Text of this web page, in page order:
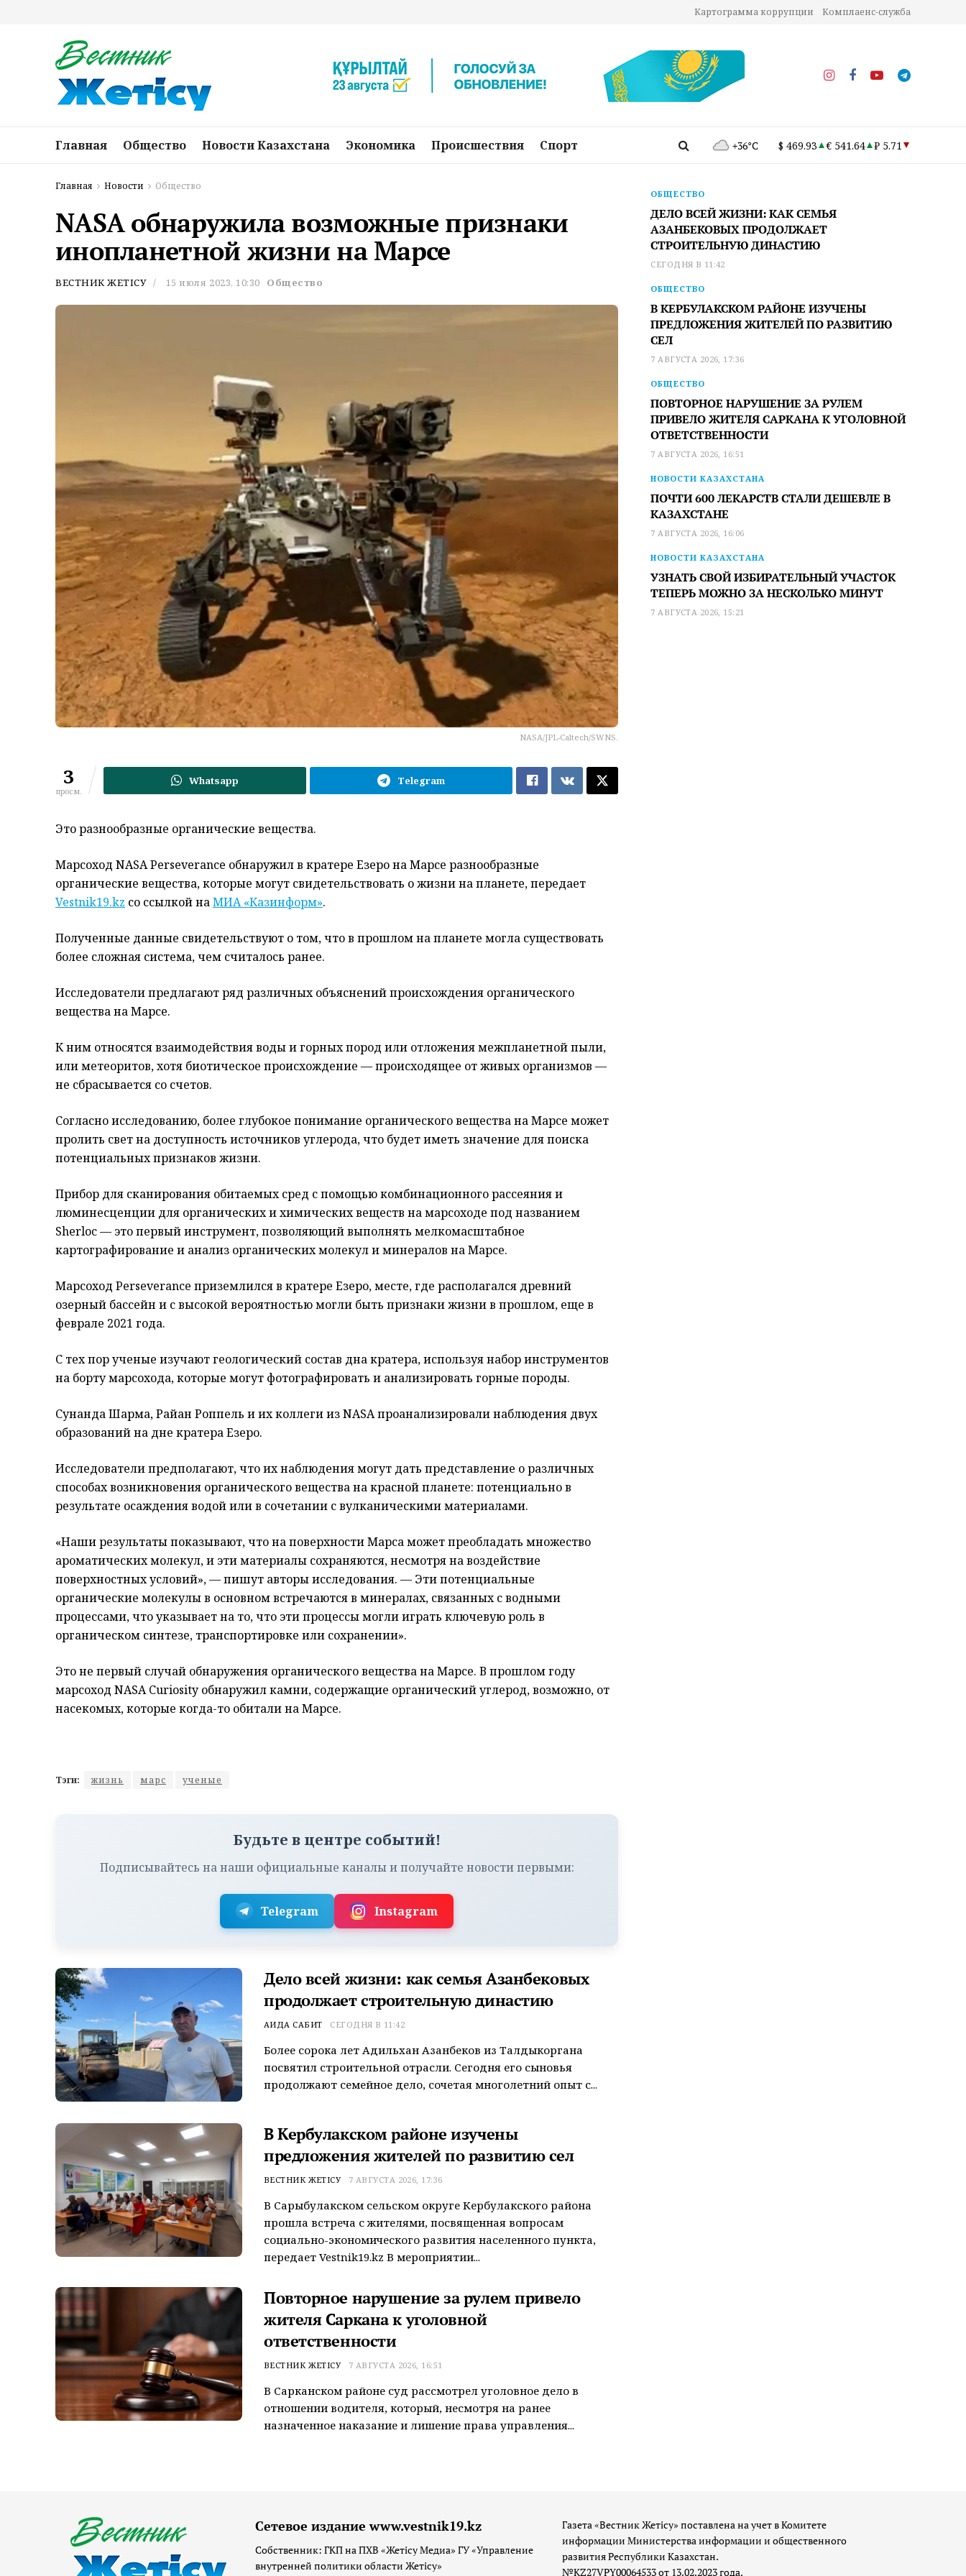
Картограмма коррупции Комплаенс-служба
Главная Общество Новости Казахстана Экономика Происшествия Спорт +36°C $ 469.93 € 541.64 ₽ 5.71
Главная Новости Общество
NASA обнаружила возможные признаки
инопланетной жизни на Марсе
ВЕСТНИК ЖЕТІСУ 15 июля 2023, 10:30 Общество
NASA/JPL-Caltech/SWNS.
3
просм.
Whatsapp Telegram
Это разнообразные органические вещества.
Марсоход NASA Perseverance обнаружил в кратере Езеро на Марсе разнообразные
органические вещества, которые могут свидетельствовать о жизни на планете, передает
Vestnik19.kz со ссылкой наМИА «Казинформ».
Полученные данные свидетельствуют о том, что в прошлом на планете могла существовать
более сложная система, чем считалось ранее.
Исследователи предлагают ряд различных объяснений происхождения органического
вещества на Марсе.
К ним относятся взаимодействия воды и горных пород или отложения межпланетной пыли,
или метеоритов, хотя биотическое происхождение — происходящее от живых организмов —
не сбрасывается со счетов.
Согласно исследованию, более глубокое понимание органического вещества на Марсе может
пролить свет на доступность источников углерода, что будет иметь значение для поиска
потенциальных признаков жизни.
Прибор для сканирования обитаемых сред с помощью комбинационного рассеяния и
люминесценции для органических и химических веществ на марсоходе под названием
Sherloc — это первый инструмент, позволяющий выполнять мелкомасштабное
картографирование и анализ органических молекул и минералов на Марсе.
Марсоход Perseverance приземлился в кратере Езеро, месте, где располагался древний
озерный бассейн и с высокой вероятностью могли быть признаки жизни в прошлом, еще в
феврале 2021 года.
С тех пор ученые изучают геологический состав дна кратера, используя набор инструментов
на борту марсохода, которые могут фотографировать и анализировать горные породы.
Сунанда Шарма, Райан Роппель и их коллеги из NASA проанализировали наблюдения двух
образований на дне кратера Езеро.
Исследователи предполагают, что их наблюдения могут дать представление о различных
способах возникновения органического вещества на красной планете: потенциально в
результате осаждения водой или в сочетании с вулканическими материалами.
«Наши результаты показывают, что на поверхности Марса может преобладать множество
ароматических молекул, и эти материалы сохраняются, несмотря на воздействие
поверхностных условий», — пишут авторы исследования. — Эти потенциальные
органические молекулы в основном встречаются в минералах, связанных с водными
процессами, что указывает на то, что эти процессы могли играть ключевую роль в
органическом синтезе, транспортировке или сохранении».
Это не первый случай обнаружения органического вещества на Марсе. В прошлом году
марсоход NASA Curiosity обнаружил камни, содержащие органический углерод, возможно, от
насекомых, которые когда-то обитали на Марсе.
Тэги: жизнь марс ученые
Будьте в центре событий!
Подписывайтесь на наши официальные каналы и получайте новости первыми:
Telegram Instagram
Дело всей жизни: как семья Азанбековых
продолжает строительную династию
АИДА САБИТ СЕГОДНЯ В 11:42
Более сорока лет Адильхан Азанбеков из Талдыкоргана
посвятил строительной отрасли. Сегодня его сыновья
продолжают семейное дело, сочетая многолетний опыт с...
В Кербулакском районе изучены
предложения жителей по развитию сел
ВЕСТНИК ЖЕТІСУ 7 АВГУСТА 2026, 17:36
В Сарыбулакском сельском округе Кербулакского района
прошла встреча с жителями, посвященная вопросам
социально-экономического развития населенного пункта,
передает Vestnik19.kz В мероприятии...
Повторное нарушение за рулем привело
жителя Саркана к уголовной
ответственности
ВЕСТНИК ЖЕТІСУ 7 АВГУСТА 2026, 16:51
В Сарканском районе суд рассмотрел уголовное дело в
отношении водителя, который, несмотря на ранее
назначенное наказание и лишение права управления...
ОБЩЕСТВО
ДЕЛО ВСЕЙ ЖИЗНИ: КАК СЕМЬЯ
АЗАНБЕКОВЫХ ПРОДОЛЖАЕТ
СТРОИТЕЛЬНУЮ ДИНАСТИЮ
СЕГОДНЯ В 11:42
ОБЩЕСТВО
В КЕРБУЛАКСКОМ РАЙОНЕ ИЗУЧЕНЫ
ПРЕДЛОЖЕНИЯ ЖИТЕЛЕЙ ПО РАЗВИТИЮ
СЕЛ
7 АВГУСТА 2026, 17:36
ОБЩЕСТВО
ПОВТОРНОЕ НАРУШЕНИЕ ЗА РУЛЕМ
ПРИВЕЛО ЖИТЕЛЯ САРКАНА К УГОЛОВНОЙ
ОТВЕТСТВЕННОСТИ
7 АВГУСТА 2026, 16:51
НОВОСТИ КАЗАХСТАНА
ПОЧТИ 600 ЛЕКАРСТВ СТАЛИ ДЕШЕВЛЕ В
КАЗАХСТАНЕ
7 АВГУСТА 2026, 16:06
НОВОСТИ КАЗАХСТАНА
УЗНАТЬ СВОЙ ИЗБИРАТЕЛЬНЫЙ УЧАСТОК
ТЕПЕРЬ МОЖНО ЗА НЕСКОЛЬКО МИНУТ
7 АВГУСТА 2026, 15:21
Сетевое издание www.vestnik19.kz
Собственник: ГКП на ПХВ «Жетісу Медиа» ГУ «Управление
внутренней политики области Жетісу»
Газета «Вестник Жетісу» поставлена на учет в Комитете
информации Министерства информации и общественного
развития Республики Казахстан.
№KZ27VPY00064533 от 13.02.2023 года.